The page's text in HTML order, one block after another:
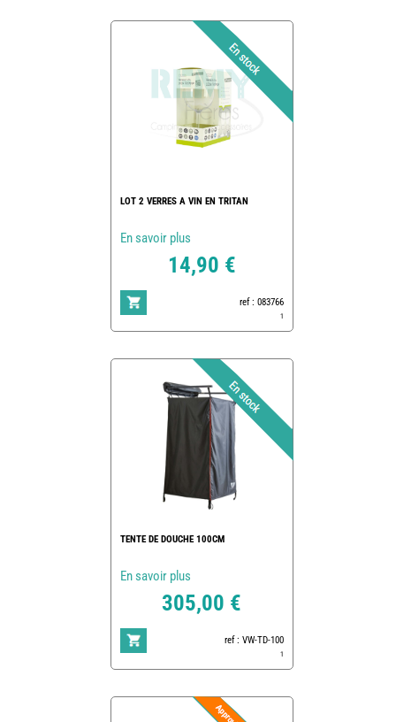
LOT 2 VERRES A VIN EN TRITAN
En savoir plus
14,90 €
ref : 083766
1
TENTE DE DOUCHE 100CM
En savoir plus
305,00 €
ref : VW-TD-100
1